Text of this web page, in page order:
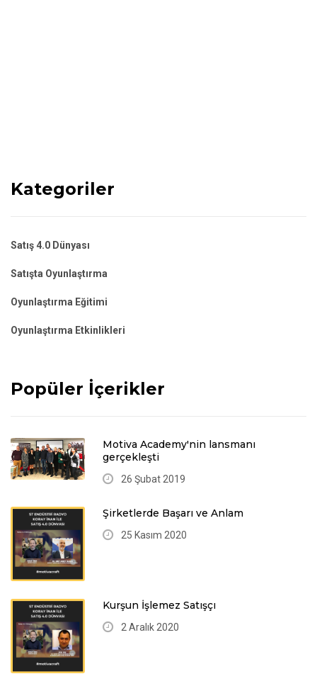
Kategoriler
Satış 4.0 Dünyası
Satışta Oyunlaştırma
Oyunlaştırma Eğitimi
Oyunlaştırma Etkinlikleri
Popüler İçerikler
Motiva Academy'nin lansmanı
gerçekleşti
26 Şubat 2019
Şirketlerde Başarı ve Anlam
25 Kasım 2020
Kurşun İşlemez Satışçı
2 Aralık 2020